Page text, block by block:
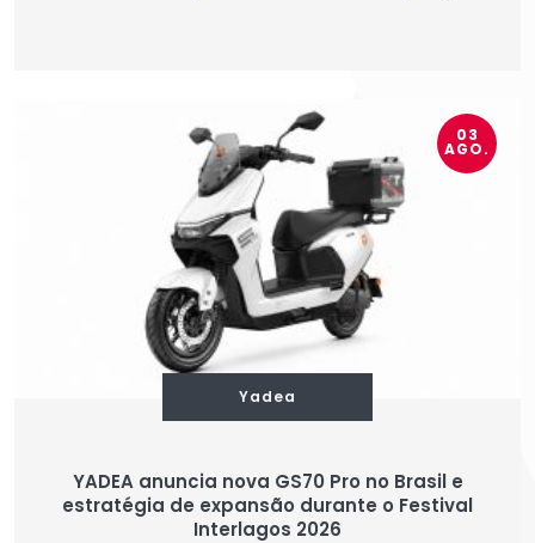
03
AGO.
Yadea
YADEA anuncia nova GS70 Pro no Brasil e
estratégia de expansão durante o Festival
Interlagos 2026